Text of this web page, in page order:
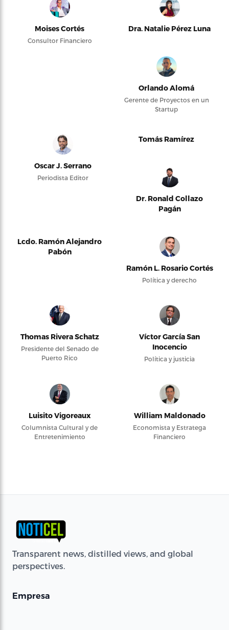
Moises Cortés
Consultor Financiero
Dra. Natalie Pérez Luna
Orlando Alomá
Gerente de Proyectos en un
Startup
Oscar J. Serrano
Periodista Editor
Tomás Ramírez
Dr. Ronald Collazo
Pagán
Lcdo. Ramón Alejandro
Pabón
Ramón L. Rosario Cortés
Política y derecho
Thomas Rivera Schatz
Presidente del Senado de
Puerto Rico
Víctor García San
Inocencio
Política y justicia
Luisito Vigoreaux
Columnista Cultural y de
Entretenimiento
William Maldonado
Economista y Estratega
Financiero
Transparent news, distilled views, and global
perspectives.
Empresa